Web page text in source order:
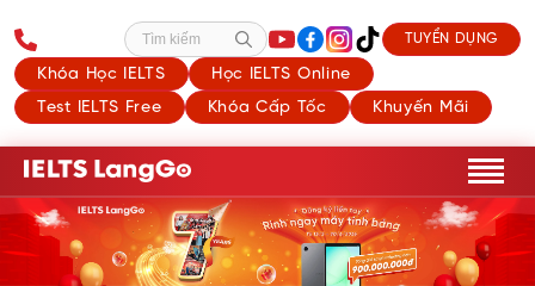
Khóa Học IELTS
Học IELTS Online
Test IELTS Free
Khóa Cấp Tốc Khuyến Mãi
Tìm kiếm TUYỂN DỤNG